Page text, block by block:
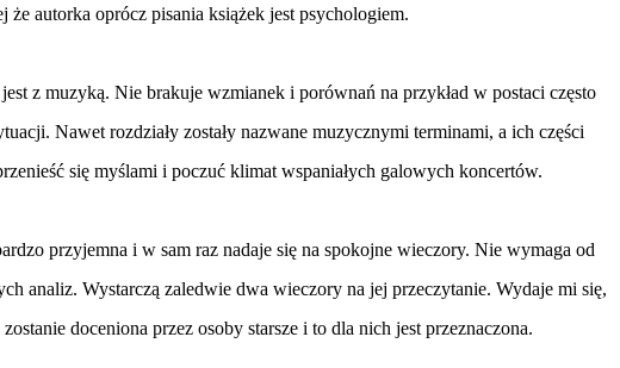
autorka oprócz pisania książek jest psychologiem.
z muzyką. Nie brakuje wzmianek i porównań na przykład w postaci często
Nawet rozdziały zostały nazwane muzycznymi terminami, a ich części
się myślami i poczuć klimat wspaniałych galowych koncertów.
przyjemna i w sam raz nadaje się na spokojne wieczory. Nie wymaga od
analiz. Wystarczą zaledwie dwa wieczory na jej przeczytanie. Wydaje mi się,
doceniona przez osoby starsze i to dla nich jest przeznaczona.